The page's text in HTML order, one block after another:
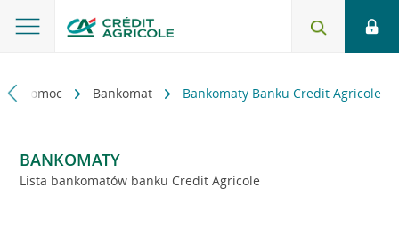
i pomoc Bankomat Bankomaty Banku Credit Agricole
BANKOMATY
Lista bankomatów banku Credit Agricole